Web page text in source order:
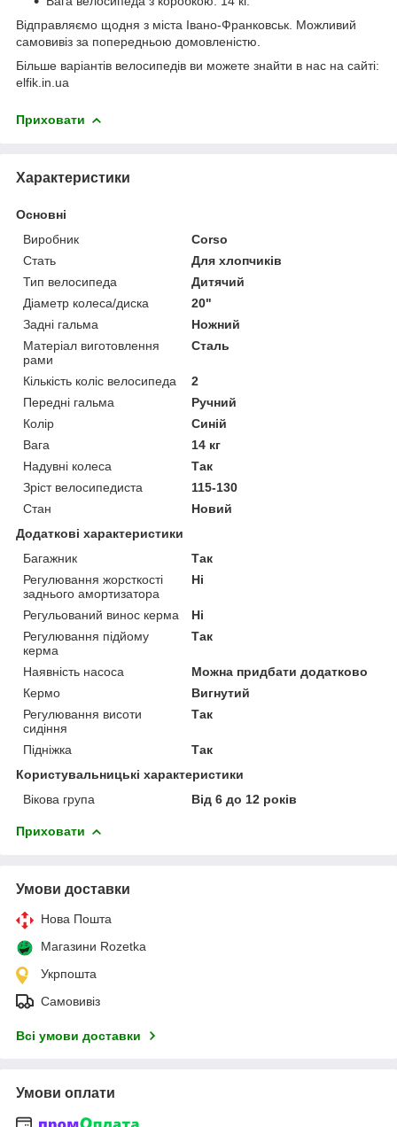
Відправляємо щодня з міста Івано-Франковськ. Можливий
самовивіз за попередньою домовленістю.
Більше варіантів велосипедів ви можете знайти в нас на сайті:
elfik.in.ua
Приховати
Характеристики
Основні
Виробник
Corso
Стать
Для хлопчиків
Тип велосипеда
Дитячий
Діаметр колеса/диска
20"
Задні гальма
Ножний
Матеріал виготовлення
рами
Сталь
Кількість коліс велосипеда
2
Передні гальма
Ручний
Колір
Синій
Вага
14 кг
Надувні колеса
Так
Зріст велосипедиста
115-130
Стан
Новий
Додаткові характеристики
Багажник
Так
Регулювання жорсткості
заднього амортизатора
Ні
Регульований винос керма
Ні
Регулювання підйому
керма
Так
Наявність насоса
Можна придбати додатково
Кермо
Вигнутий
Регулювання висоти
сидіння
Так
Підніжка
Так
Користувальницькі характеристики
Вікова група
Від 6 до 12 років
Приховати
Умови доставки
Нова Пошта
Магазини Rozetka
Укрпошта
Самовивіз
Всі умови доставки
Умови оплати